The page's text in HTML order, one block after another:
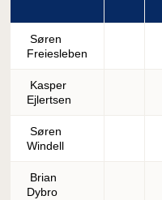
Søren
Freiesleben
Kasper
Ejlertsen
Søren
Windell
Brian
Dybro